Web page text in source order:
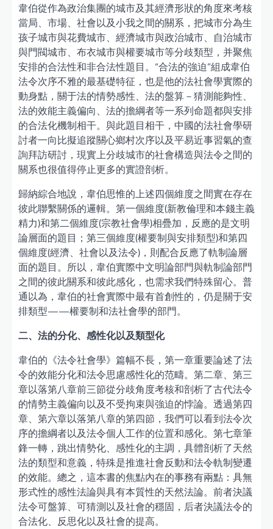
韋伯從作為政治集團的城市及其經濟形狀的角度來考核
當局、市場、社會以及小我之間的關系，把城市分為生
孩子城市與花費城市、經濟城市與政治城市、自治城市
與門閥城市、布衣城市與權要城市等分歧類型，并聚焦
安排的合法性和非合法性題目。“合法的強迫”組成韋伯
法令次序不雅的最基礎特征，也是他的法社會學實際的
動身點，關于法的情勢感性、法的盤算－猜測能夠性、
法的效能主義偏向、法的擔綱者等一系列命題都與安排
的合法化機制相干。與此題目相干，中國的法社會學研
討者一向比擬追蹤關心鄉村次序以及平易近事習氣的查
詢拜訪研討，現實上分歧城市的社會構造與法令之間的
關系也很值得停止更多的實證剖析。
歸納綜合地說，韋伯思惟的上述四個維度之間實在存在
彼此聯繫關係的邏輯。第一個維度(新教倫理和本錢主義
精力)和第二個維度(宗教社會學)相疊加，反應的是文明
論層面的題目；第三個維度(權要制與安排類型)和第四
個維度(經濟、社會以及法令)，則配合反應了軌制論層
面的題目。所以，韋伯實際中文明論部門與軌制論部門
之間的彼此關系和彼此感化，也需求我們特殊留心。普
通以為，韋伯的社會實際中最有首創性的，仍是關于安
排類型——權要制和法社會學的部門。
二、法的分化、感性化以及類型化
韋伯的《法令社會學》篇幅不長，第一章重要論述了法
令的效能分化和法令思慮感性化的范疇。第二章、第三
章以落第八章前三節從分歧角度考核和剖析了古代法令
的情勢主義偏向以及不受拘束與強迫的悖論。透過第四
章、第六章以落第八章的第四節，我們可以看到法令次
序的擔綱者以及法令個人工作的位置和感化。第七章筆
鋒一轉，跳出情勢化、感性化的主調，具體剖析了天然
法的類型和意義，特殊是推進社會反動和法令軌制變遷
的效能。總之，這本書的焦點內在的事務有兩點：具無
形式性的感性法論與具有本質性的天然法論。前者決議
法令可盤算、可猜測以及社會的穩固，后者決議法令的
合法化、反思化以及社會的提高。